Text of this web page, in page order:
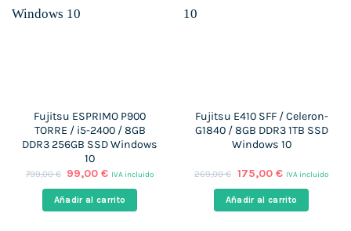
Fujitsu ESPRIMO P900
TORRE / i5-2400 / 8GB
DDR3 256GB SSD Windows
10
799,00€ El
original
era:
99,00€El
actual
es:
IVA incluido
Añadir al carrito
Fujitsu E410 SFF / Celeron-
G1840 / 8GB DDR3 1TB SSD
Windows 10
269,00€ El
original
era:
175,00 €El
actual
es:
IVA incluido
Añadir al carrito